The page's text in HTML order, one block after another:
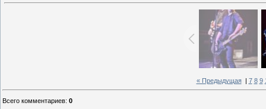
« Предыдущая| 7 8 9
Всего комментариев: 0